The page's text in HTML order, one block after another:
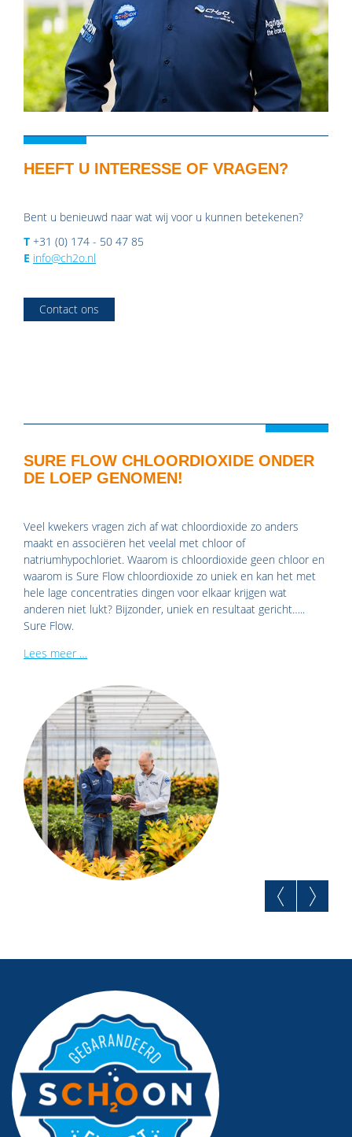
HEEFT U INTERESSE OF VRAGEN?
Bent u benieuwd naar wat wij voor u kunnen betekenen?
T +31 (0) 174 - 50 47 85
E info@ch2o.nl
Contact ons
SURE FLOW CHLOORDIOXIDE ONDER
DE LOEP GENOMEN!
Veel kwekers vragen zich af wat chloordioxide zo anders
maakt en associëren het veelal met chloor of
natriumhypochloriet. Waarom is chloordioxide geen chloor en
waarom is Sure Flow chloordioxide zo uniek en kan het met
hele lage concentraties dingen voor elkaar krijgen wat
anderen niet lukt? Bijzonder, uniek en resultaat gericht…..
Sure Flow.
Lees meer …